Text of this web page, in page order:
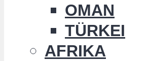
OMAN
TÜRKEI
AFRIKA